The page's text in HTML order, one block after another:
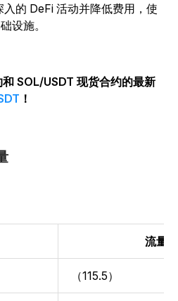
的 DeFi 活动并降低费用，使
设施。
SOL/USDT 现货合约的最新
！
流量
（115.5）